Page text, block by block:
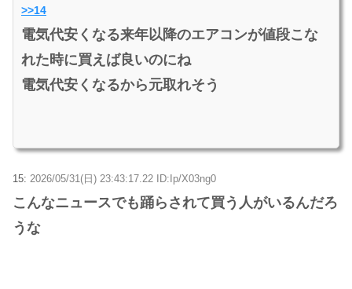
>>14
電気代安くなる来年以降のエアコンが値段こな
れた時に買えば良いのにね
電気代安くなるから元取れそう
15: 2026/05/31(日) 23:43:17.22 ID:Ip/X03ng0
こんなニュースでも踊らされて買う人がいるんだろ
うな